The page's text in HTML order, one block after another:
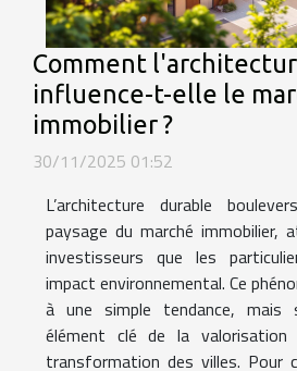
Comment
influence-t-elle le
immobilier ?
30/11/2025 01:52
L’architecture durable
paysage du marché immobilier,
investisseurs que les
impact environnemental. Ce
à une simple tendance, mais
élément clé de la
transformation des villes. Pour